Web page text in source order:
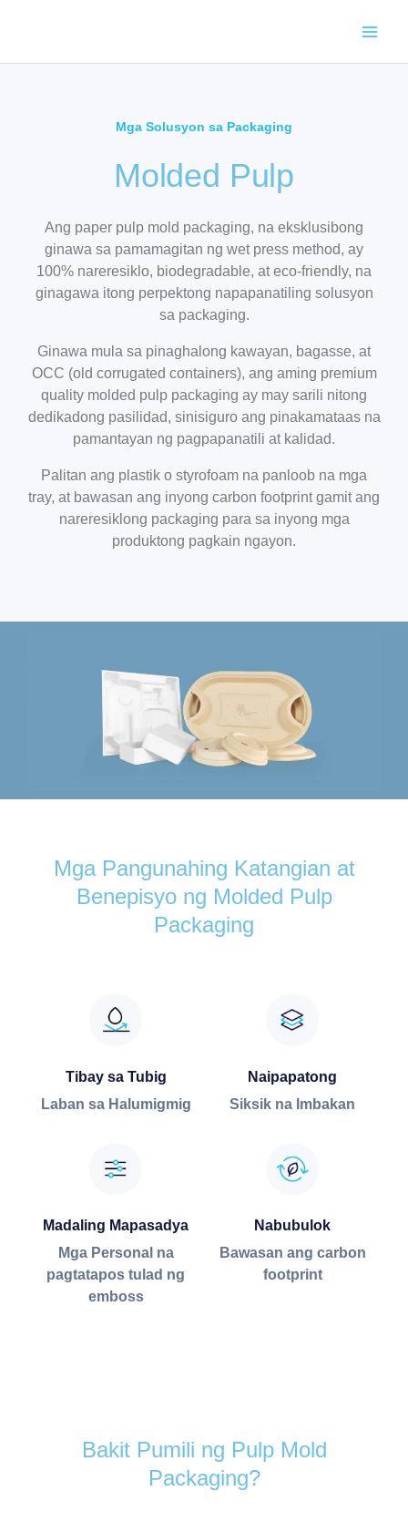
Mga Solusyon sa Packaging​
Molded Pulp
Ang paper pulp mold packaging, na eksklusibong
ginawa sa pamamagitan ng wet press method, ay
100% nareresiklo, biodegradable, at eco-friendly, na
ginagawa itong perpektong napapanatiling solusyon
sa packaging.
Ginawa mula sa pinaghalong kawayan, bagasse, at
OCC (old corrugated containers), ang aming premium
quality molded pulp packaging ay may sarili nitong
dedikadong pasilidad, sinisiguro ang pinakamataas na
pamantayan ng pagpapanatili at kalidad.
Palitan ang plastik o styrofoam na panloob na mga
tray, at bawasan ang inyong carbon footprint gamit ang
nareresiklong packaging para sa inyong mga
produktong pagkain ngayon.
Mga Pangunahing Katangian at
Benepisyo ng Molded Pulp
Packaging
Tibay sa Tubig
Laban sa Halumigmig
Naipapatong
Siksik na Imbakan
Madaling Mapasadya
Mga Personal na
pagtatapos tulad ng
emboss
Nabubulok
Bawasan ang carbon
footprint
Bakit Pumili ng Pulp Mold
Packaging?